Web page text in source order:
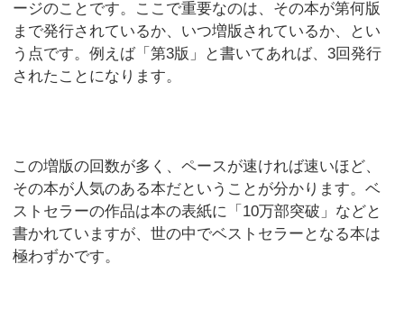
ージのことです。ここで重要なのは、その本が第何版
まで発行されているか、いつ増版されているか、とい
う点です。例えば「第3版」と書いてあれば、3回発行
されたことになります。
この増版の回数が多く、ペースが速ければ速いほど、
その本が人気のある本だということが分かります。ベ
ストセラーの作品は本の表紙に「10万部突破」などと
書かれていますが、世の中でベストセラーとなる本は
極わずかです。